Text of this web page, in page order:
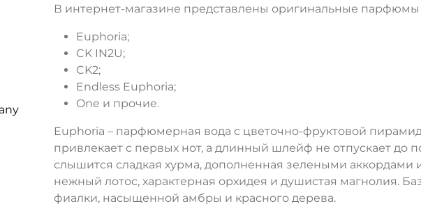
В интернет-магазине представлены оригинальные парфюмы
Euphoria;
CK IN2U;
CK2;
Endless Euphoria;
One и прочие.
Euphoria – парфюмерная вода с цветочно-фруктовой
привлекает с первых нот, а длинный шлейф не отпускает до
слышится сладкая хурма, дополненная зелеными аккордами
нежный лотос, характерная орхидея и душистая магнолия.
фиалки, насыщенной амбры и красного дерева.